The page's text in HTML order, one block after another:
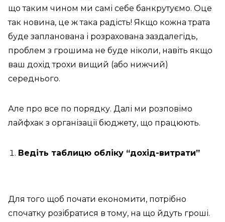
що таким чином ми самі себе банкрутуємо. Оце
так новина, це ж така радість! Якщо кожна трата
буде запланована і розрахована заздалегідь,
проблем з грошима не буде ніколи, навіть якщо
ваш дохід трохи вищий (або нижчий)
середнього.
Але про все по порядку. Далі ми розповімо
лайфхак з організації бюджету, що працюють.
Ведіть таблицю обліку “дохід-витрати”
Для того щоб почати економити, потрібно
спочатку розібратися в тому, на що йдуть гроші.